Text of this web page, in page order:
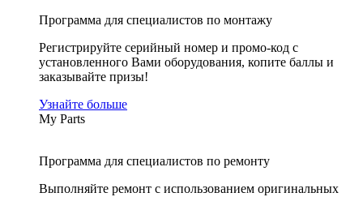
Программа для специалистов по монтажу
Регистрируйте серийный номер и промо-код с
установленного Вами оборудования, копите баллы и
заказывайте призы!
Узнайте больше
My Parts
Программа для специалистов по ремонту
Выполняйте ремонт с использованием оригинальных